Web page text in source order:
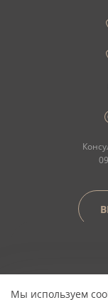
Сайт
Мы используем